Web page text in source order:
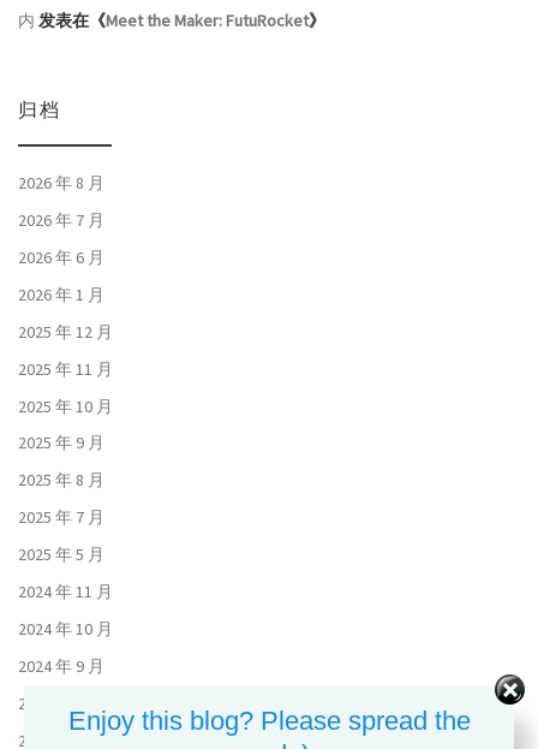
内 发表在《Meet the Maker: FutuRocket》
归档
2026 年 8 月
2026 年 7 月
2026 年 6 月
2026 年 1 月
2025 年 12 月
2025 年 11 月
2025 年 10 月
2025 年 9 月
2025 年 8 月
2025 年 7 月
2025 年 5 月
2024 年 11 月
2024 年 10 月
2024 年 9 月
2024 年 8 月
2024 年 7 月
Enjoy this blog? Please spread the